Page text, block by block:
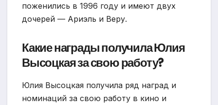
поженились в 1996 году и имеют двух
дочерей — Ариэль и Веру.
Какие награды получила Юлия
Высоцкая за свою работу?
Юлия Высоцкая получила ряд наград и
номинаций за свою работу в кино и